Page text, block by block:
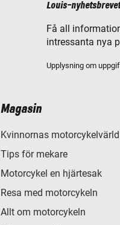
Louis-nyhetsbrevet
Få all
intressanta nya
Upplysning om
Magasin
Kvinnornas motorcykelvärld
Tips för mekare
Motorcykel en hjärtesak
Resa med motorcykeln
Allt om motorcykeln